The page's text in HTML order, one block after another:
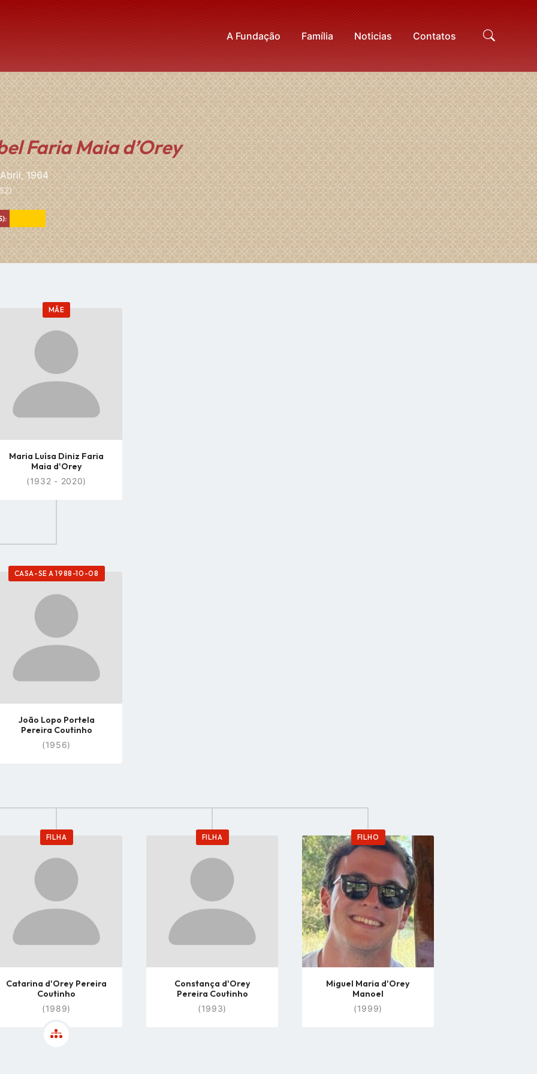
A Fundação Família Noticias Contatos
Faria Maia d’Orey
1964
Amarelo
MÃE
Go
profile
page
Maria Luísa Diniz Faria
Maia d'Orey
(1932 - 2020)
CASA-SE A 1988-10-08
Go
profile
page
João Lopo Portela
Pereira Coutinho
(1956)
FILHA
Go
profile
page
Catarina d'Orey Pereira
Coutinho
(1989)
FILHA
Go
profile
page
Constança d'Orey
Pereira Coutinho
(1993)
FILHO
Go
to
profile
page
Miguel Maria d'Orey
Manoel
(1999)